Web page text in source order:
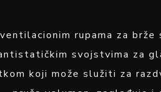
rupama za brže
svojstvima za
koji može služiti za